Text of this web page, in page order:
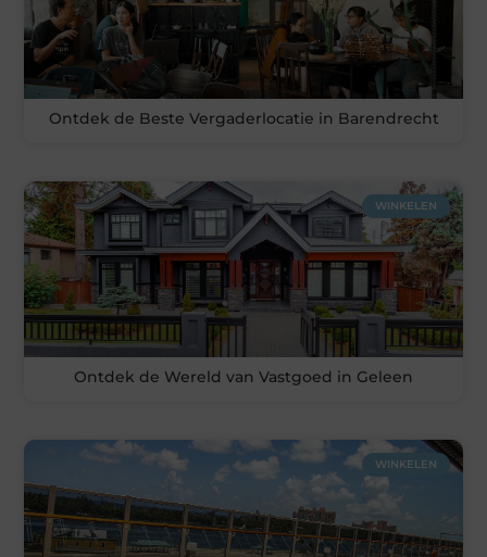
Ontdek de Beste Vergaderlocatie in Barendrecht
WINKELEN
Ontdek de Wereld van Vastgoed in Geleen
WINKELEN